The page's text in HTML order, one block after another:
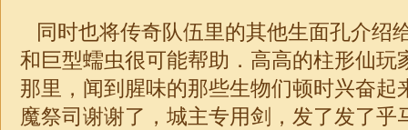
同时也将传奇队伍里的其他生面孔介绍
和巨型蠕虫很可能帮助．高高的柱形仙玩
那里，闻到腥味的那些生物们顿时兴奋起
魔祭司谢谢了，城主专用剑，发了发了乎